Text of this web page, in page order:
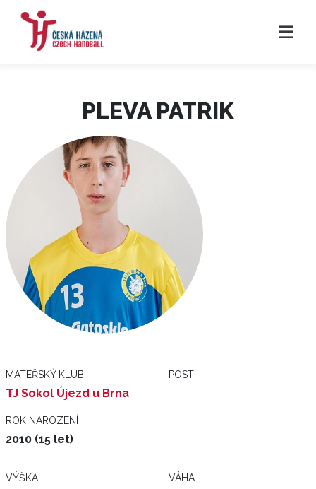
PLEVA PATRIK
MATEŘSKÝ KLUB
TJ Sokol Újezd u Brna
POST
ROK NAROZENÍ
2010 (15 let)
VÝŠKA VÁHA